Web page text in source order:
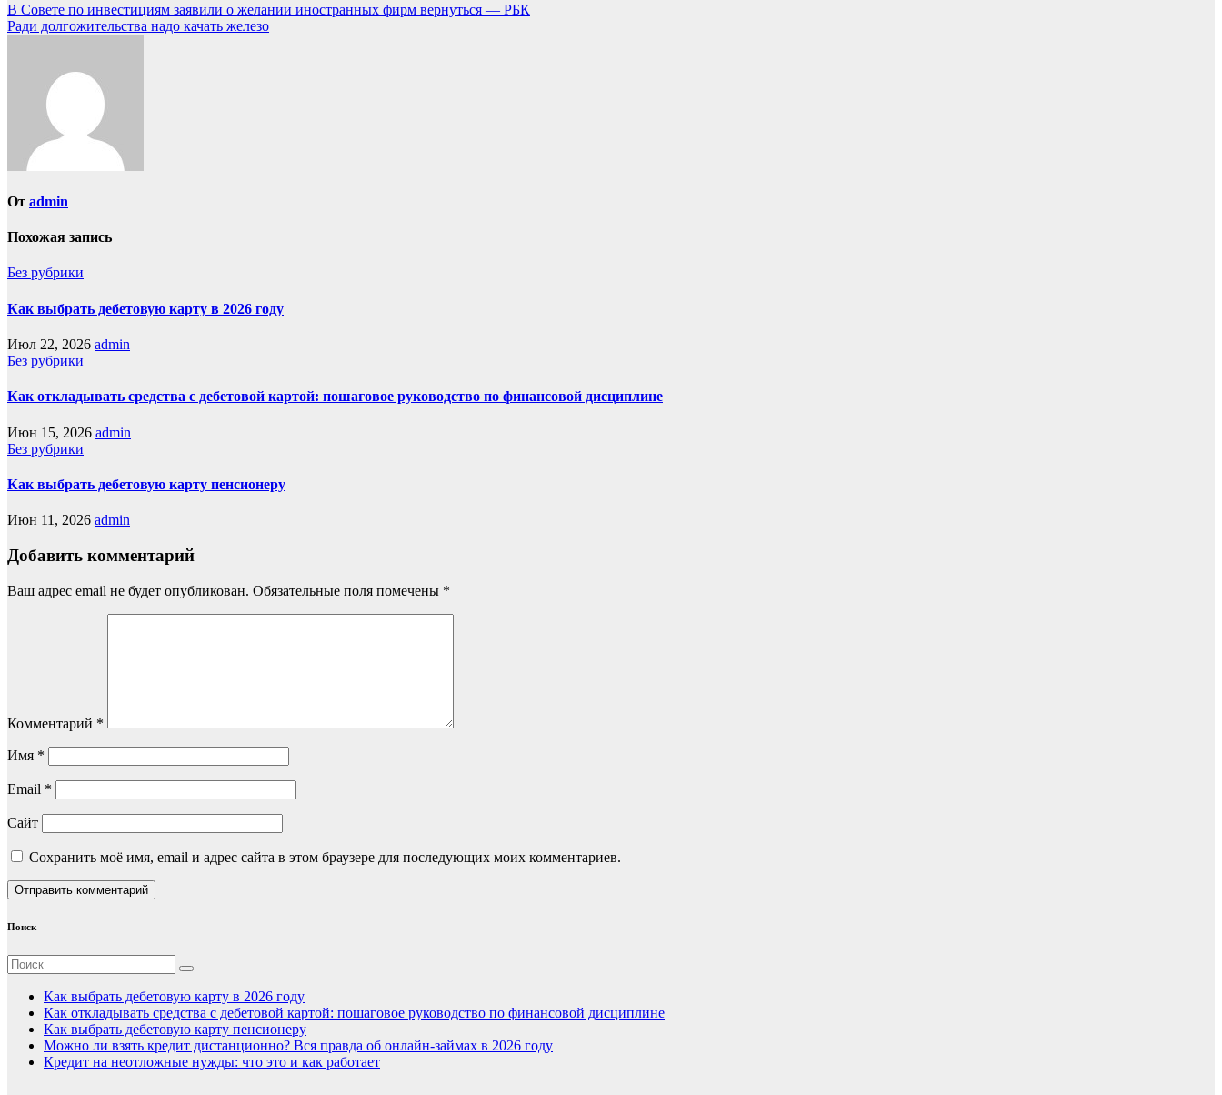
В Совете по инвестициям заявили о желании иностранных фирм вернуться — РБК
Ради долгожительства надо качать железо
От admin
Похожая запись
Без рубрики
Как выбрать дебетовую карту в 2026 году
Июл 22, 2026 admin
Без рубрики
Как откладывать средства с дебетовой картой: пошаговое руководство по финансовой дисциплине
Июн 15, 2026 admin
Без рубрики
Как выбрать дебетовую карту пенсионеру
Июн 11, 2026 admin
Добавить комментарий
Ваш адрес email не будет опубликован. Обязательные поля помечены *
Комментарий *
Имя *
Email *
Сайт
Сохранить моё имя, email и адрес сайта в этом браузере для последующих моих комментариев.
Поиск
Как выбрать дебетовую карту в 2026 году
Как откладывать средства с дебетовой картой: пошаговое руководство по финансовой дисциплине
Как выбрать дебетовую карту пенсионеру
Можно ли взять кредит дистанционно? Вся правда об онлайн-займах в 2026 году
Кредит на неотложные нужды: что это и как работает